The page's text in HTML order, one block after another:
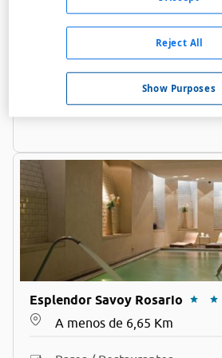
A menos de 5,8 Km
Bares / Restaurantes
Acceso personas con
Salas de reuniones
Esplendor Savoy Rosario
A menos de 6,65 Km
Show Purposes
Reject All